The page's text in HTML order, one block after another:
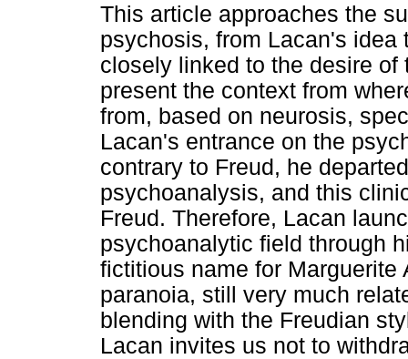
This article approaches the
psychosis, from Lacan's idea
closely linked to the desire
present the context from
from, based on neurosis,
Lacan's entrance on the
contrary to Freud, he
psychoanalysis, and this
Freud. Therefore, Lacan
psychoanalytic field through
fictitious name for
paranoia, still very much
blending with the Freudian
Lacan invites us not to